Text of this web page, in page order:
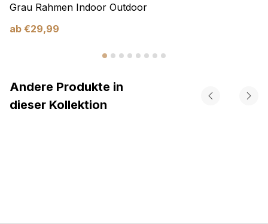
Grau Rahmen Indoor Outdoor
ab €29,99
Andere Produkte in
dieser Kollektion